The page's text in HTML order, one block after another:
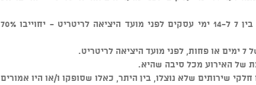
הזמנה שתבוטל (בכתב) בטווח של בין 7 ל-14 ימי עסקים לפני מועד היציאה לריטריט - יחוייבו 70%
של האירוע מכל סיבה שהיא.
חלקי שירותים שלא נוצלו, בין היתר, כאלו שסופקו ו/או היו אמורים